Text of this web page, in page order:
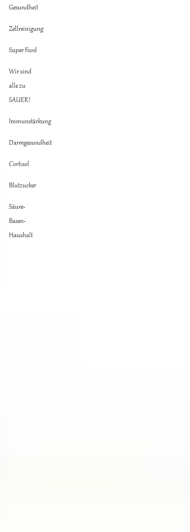
Gesundheit
Zellreinigung
Super Food
Wir sind
alle zu
SAUER!
Immunstärkung
Darmgesundheit
Cortisol
Blutzucker
Säure-
Basen-
Haushalt